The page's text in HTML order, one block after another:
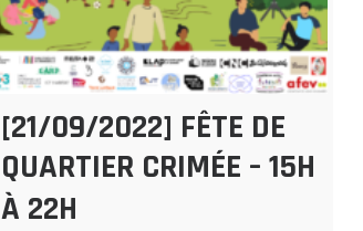
[21/09/2022] FÊTE DE
QUARTIER CRIMÉE – 15H
À 22H